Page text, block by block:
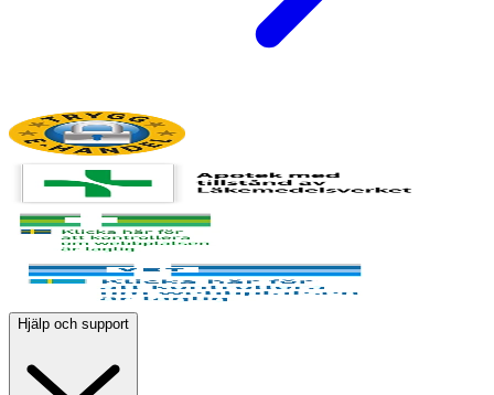
Hjälp och support